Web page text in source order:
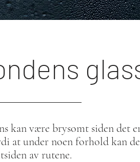
kan være brysomt siden det
at under noen forhold kan
av rutene.